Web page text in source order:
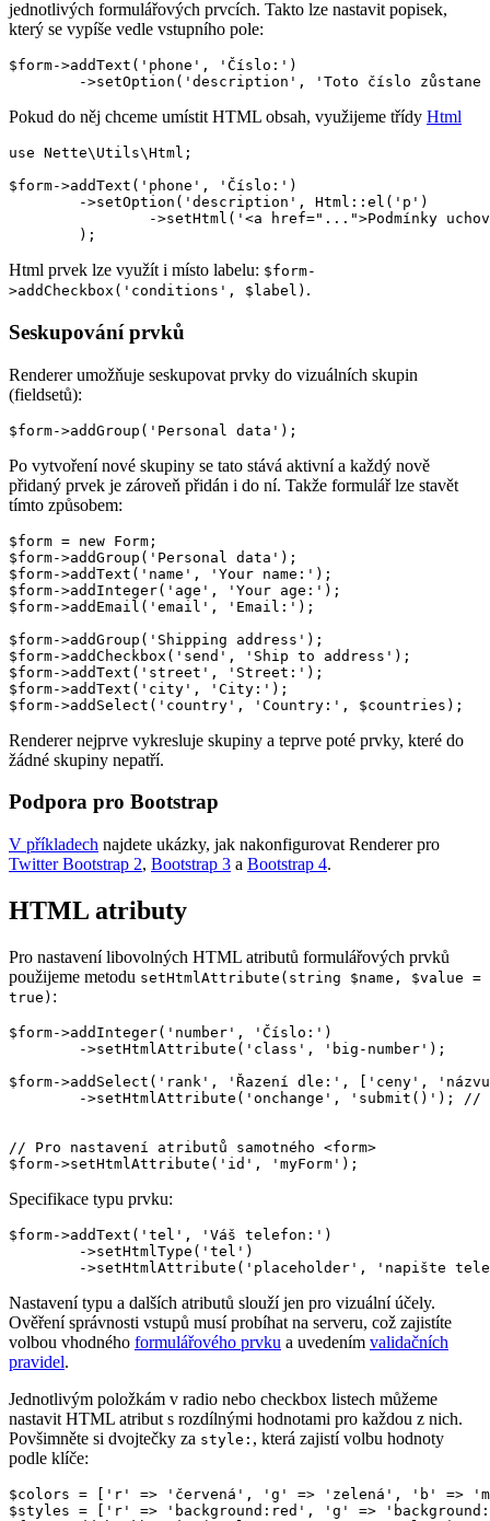
jednotlivých formulářových prvcích. Takto lze nastavit popisek,
který se vypíše vedle vstupního pole:
$form->addText('phone', 'Číslo:')
Pokud do něj chceme umístit HTML obsah, využijeme třídy Html
use Nette\Utils\Html;
$form->addText('phone', 'Číslo:')
Html prvek lze využít i místo labelu: $form-
>addCheckbox('conditions', $label) .
Seskupování prvků
Renderer umožňuje seskupovat prvky do vizuálních skupin
(fieldsetů):
Po vytvoření nové skupiny se tato stává aktivní a každý nově
přidaný prvek je zároveň přidán i do ní. Takže formulář lze stavět
tímto způsobem:
$form = new Form;
$form->addGroup('Personal data');
$form->addText('name', 'Your name:');
$form->addInteger('age', 'Your age:');
$form->addEmail('email', 'Email:');
$form->addGroup('Shipping address');
$form->addCheckbox('send', 'Ship to address');
$form->addText('street', 'Street:');
$form->addText('city', 'City:');
Renderer nejprve vykresluje skupiny a teprve poté prvky, které do
žádné skupiny nepatří.
Podpora pro Bootstrap
V příkladech najdete ukázky, jak nakonfigurovat Renderer pro
Twitter Bootstrap 2, Bootstrap 3 a Bootstrap 4.
HTML atributy
Pro nastavení libovolných HTML atributů formulářových prvků
použijeme metodu setHtmlAttribute(string $name, $value =
true) :
$form->addInteger('number', 'Číslo:')
$form->addSelect('rank', 'Řazení dle:', ['ceny',
// Pro nastavení atributů samotného <form>
Specifikace typu prvku:
$form->addText('tel', 'Váš telefon:')
Nastavení typu a dalších atributů slouží jen pro vizuální účely.
Ověření správnosti vstupů musí probíhat na serveru, což zajistíte
volbou vhodného formulářového prvku a uvedením validačních
pravidel.
Jednotlivým položkám v radio nebo checkbox listech můžeme
nastavit HTML atribut s rozdílnými hodnotami pro každou z nich.
Povšimněte si dvojtečky za style: , která zajistí volbu hodnoty
podle klíče:
$colors = ['r' => 'červená', 'g' => 'zelená', 'b' =>
$styles = ['r' => 'background:red', 'g' =>